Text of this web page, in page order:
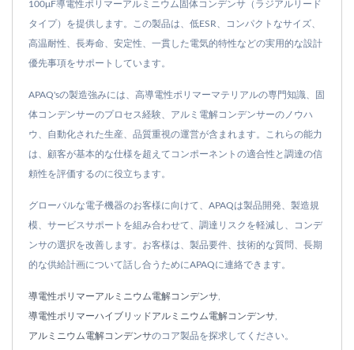
100μF導電性ポリマーアルミニウム固体コンデンサ（ラジアルリード
タイプ）を提供します。この製品は、低ESR、コンパクトなサイズ、
高温耐性、長寿命、安定性、一貫した電気的特性などの実用的な設計
優先事項をサポートしています。
APAQ'sの製造強みには、高導電性ポリマーマテリアルの専門知識、固
体コンデンサーのプロセス経験、アルミ電解コンデンサーのノウハ
ウ、自動化された生産、品質重視の運営が含まれます。これらの能力
は、顧客が基本的な仕様を超えてコンポーネントの適合性と調達の信
頼性を評価するのに役立ちます。
グローバルな電子機器のお客様に向けて、APAQは製品開発、製造規
模、サービスサポートを組み合わせて、調達リスクを軽減し、コンデ
ンサの選択を改善します。お客様は、製品要件、技術的な質問、長期
的な供給計画について話し合うためにAPAQに連絡できます。
導電性ポリマーアルミニウム電解コンデンサ,
導電性ポリマーハイブリッドアルミニウム電解コンデンサ,
アルミニウム電解コンデンサのコア製品を探求してください。